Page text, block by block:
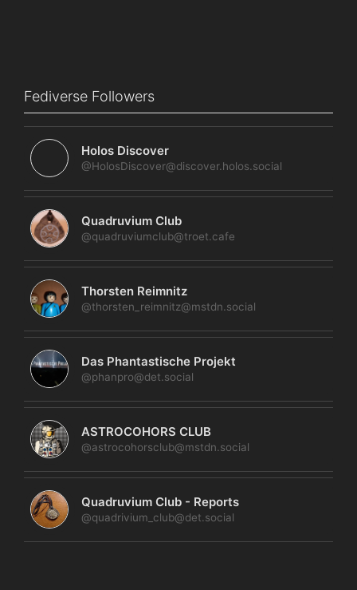
Fediverse Followers
Holos Discover
@HolosDiscover@discover.holos.social
Quadruvium Club
@quadruviumclub@troet.cafe
Thorsten Reimnitz
@thorsten_reimnitz@mstdn.social
Das Phantastische Projekt
@phanpro@det.social
ASTROCOHORS CLUB
@astrocohorsclub@mstdn.social
Quadruvium Club - Reports
@quadrivium_club@det.social